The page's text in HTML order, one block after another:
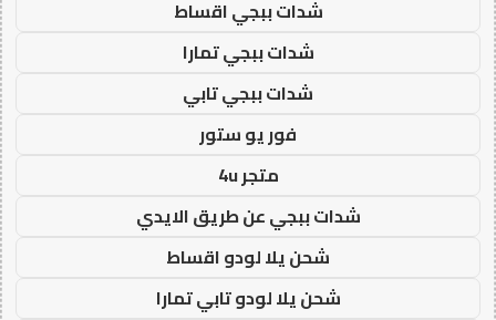
شدات ببجي اقساط
شدات ببجي تمارا
شدات ببجي تابي
فور يو ستور
متجر 4u
شدات ببجي عن طريق الايدي
شحن يلا لودو اقساط
شحن يلا لودو تابي تمارا